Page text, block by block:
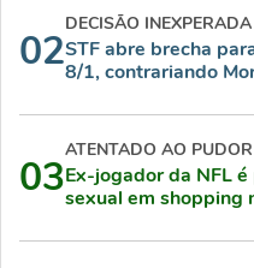
02
DECISÃO INEXPERADA
STF abre brecha
8/1, contrariando
03
ATENTADO AO PUDOR
Ex-jogador da NFL
sexual em shopping